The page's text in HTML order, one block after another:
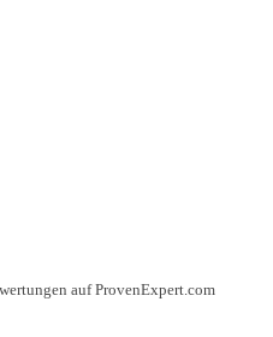
zu
auf ProvenExpert.com